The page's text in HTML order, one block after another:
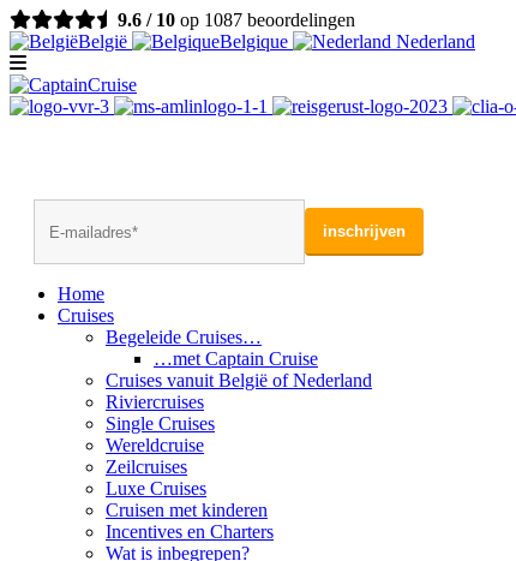
9.6 / 10 op 1087 beoordelingen
België
Belgique Nederland
Home
Cruises
Begeleide Cruises…
…met Captain Cruise
Cruises vanuit België of Nederland
Riviercruises
Single Cruises
Wereldcruise
Zeilcruises
Luxe Cruises
Cruisen met kinderen
Incentives en Charters
Wat is inbegrepen?